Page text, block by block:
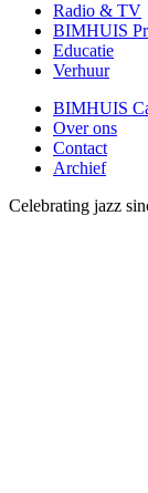
Radio & TV
BIMHUIS
Educatie
Verhuur
BIMHUIS
Over ons
Contact
Archief
Celebrating jazz